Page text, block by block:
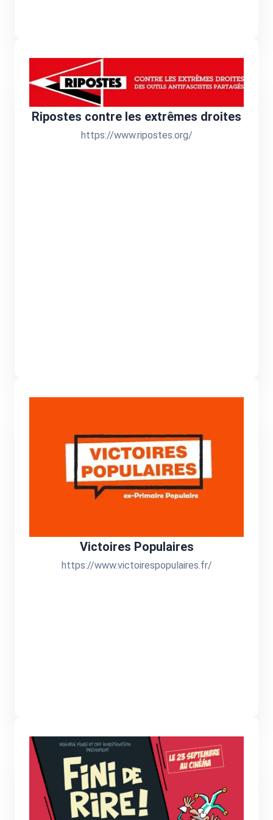
Ripostes contre les extrêmes droites
https://www.ripostes.org/
Victoires Populaires
https://www.victoirespopulaires.fr/